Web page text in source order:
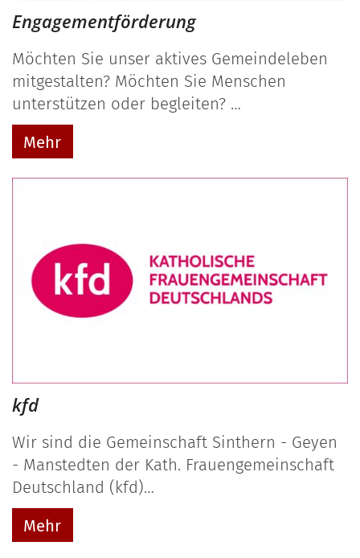
Engagementförderung
Möchten Sie unser aktives Gemeindeleben
mitgestalten? Möchten Sie Menschen
unterstützen oder begleiten? …
Mehr
kfd
Wir sind die Gemeinschaft Sinthern - Geyen
- Manstedten der Kath. Frauengemeinschaft
Deutschland (kfd)…
Mehr